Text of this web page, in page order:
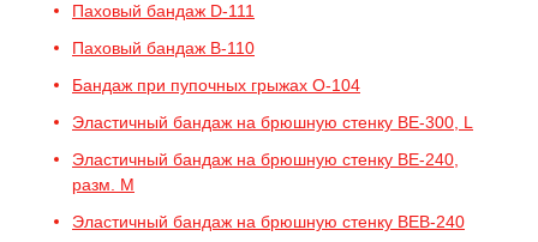
Паховый бандаж D-111
Паховый бандаж B-110
Бандаж при пупочных грыжах O-104
Эластичный бандаж на брюшную стенку BE-300, L
Эластичный бандаж на брюшную стенку BE-240,
разм. M
Эластичный бандаж на брюшную стенку BEB-240